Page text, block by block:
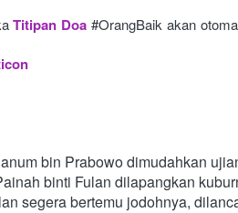
Titipan Doa #OrangBaik akan
bin Prabowo dimudahkan
binti Fulan dilapangkan
segera bertemu jodohnya,